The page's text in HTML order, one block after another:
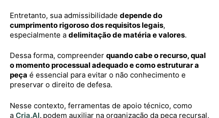
Entretanto, sua admissibilidade depende do
cumprimento rigoroso dos requisitos legais,
especialmente a delimitação de matéria e valores.
Dessa forma, compreender quando cabe o recurso, qual
o momento processual adequado e como estruturar a
peça é essencial para evitar o não conhecimento e
preservar o direito de defesa.
Nesse contexto, ferramentas de apoio técnico, como
a Cria.AI, podem auxiliar na organização da peça recursal,